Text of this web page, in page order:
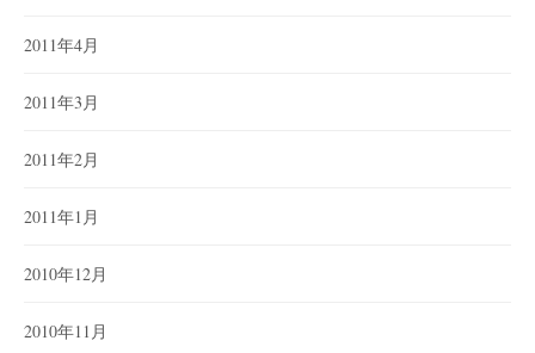
2011年4月
2011年3月
2011年2月
2011年1月
2010年12月
2010年11月